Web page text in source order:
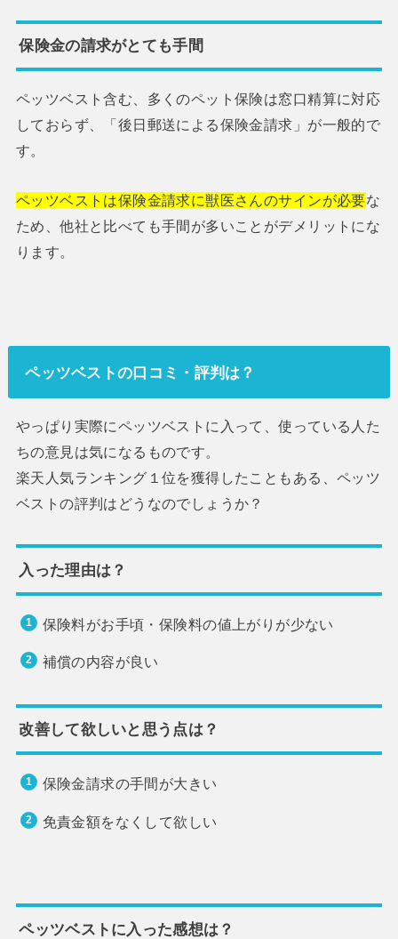
保険金の請求がとても手間
ペッツベスト含む、多くのペット保険は窓口精算に対応
しておらず、「後日郵送による保険金請求」が一般的で
す。
ペッツベストは保険金請求に獣医さんのサインが必要な
ため、他社と比べても手間が多いことがデメリットにな
ります。
ペッツベストの口コミ・評判は？
やっぱり実際にペッツベストに入って、使っている人た
ちの意見は気になるものです。
楽天人気ランキング１位を獲得したこともある、ペッツ
ベストの評判はどうなのでしょうか？
入った理由は？
保険料がお手頃・保険料の値上がりが少ない
補償の内容が良い
改善して欲しいと思う点は？
保険金請求の手間が大きい
免責金額をなくして欲しい
ペッツベストに入った感想は？